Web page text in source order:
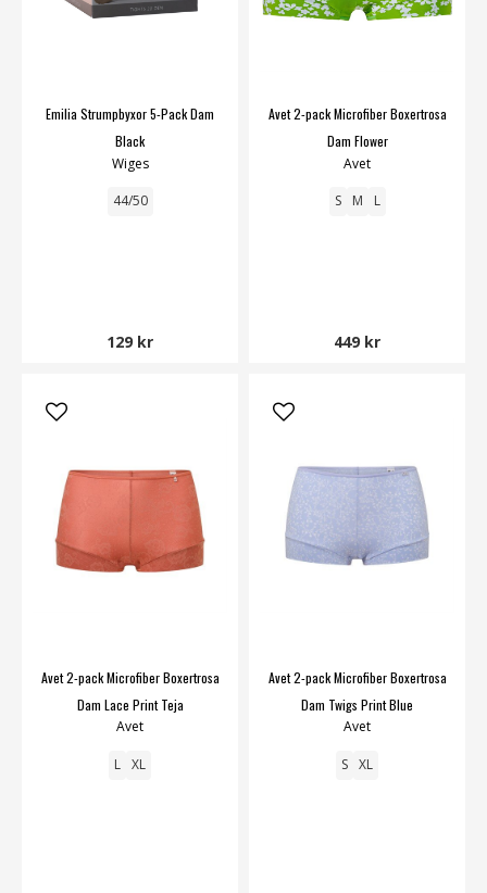
Emilia Strumpbyxor 5-Pack Dam
Black
Wiges
44/50
129 kr
Avet 2-pack Microfiber Boxertrosa
Dam Flower
Avet
S M L
449 kr
Avet 2-pack Microfiber Boxertrosa
Dam Lace Print Teja
Avet
L XL
Avet 2-pack Microfiber Boxertrosa
Dam Twigs Print Blue
Avet
S XL